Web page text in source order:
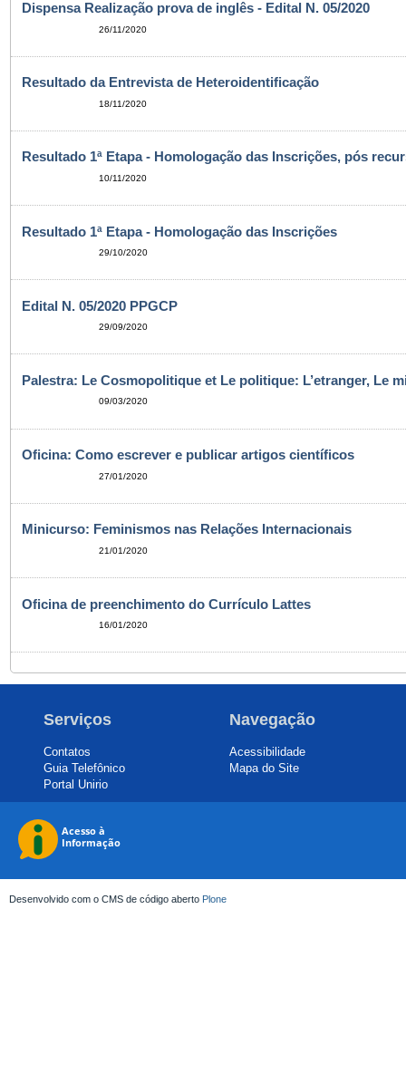
Dispensa Realização prova de inglês - Edital N. 05/2020
26/11/2020
Resultado da Entrevista de Heteroidentificação
18/11/2020
Resultado 1ª Etapa - Homologação das Inscrições, pós
10/11/2020
Resultado 1ª Etapa - Homologação das Inscrições
29/10/2020
Edital N. 05/2020 PPGCP
29/09/2020
Palestra: Le Cosmopolitique et Le politique: L’etranger, Le
09/03/2020
Oficina: Como escrever e publicar artigos científicos
27/01/2020
Minicurso: Feminismos nas Relações Internacionais
21/01/2020
Oficina de preenchimento do Currículo Lattes
16/01/2020
Serviços
Contatos
Guia Telefônico
Portal Unirio
Navegação
Acessibilidade
Mapa do Site
Desenvolvido com o CMS de código aberto Plone